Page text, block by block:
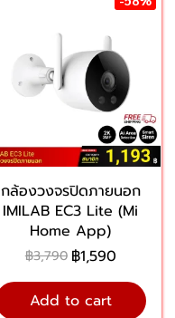
กล้องวงจรปิดภายนอก
IMILAB EC3 Lite (Mi
Home App)
฿3,790 ฿1,590
Add to cart